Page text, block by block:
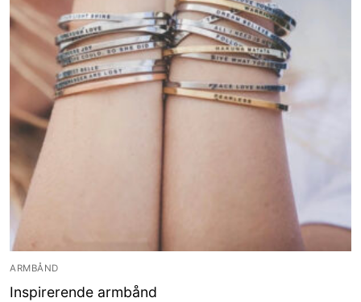
ARMBÅND
Inspirerende armbånd